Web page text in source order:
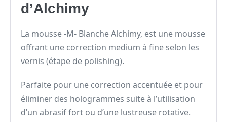
d’Alchimy
La mousse -M- Blanche Alchimy, est une mousse
offrant une correction medium à fine selon les
vernis (étape de polishing).
Parfaite pour une correction accentuée et pour
éliminer des hologrammes suite à l’utilisation
d’un abrasif fort ou d’une lustreuse rotative.